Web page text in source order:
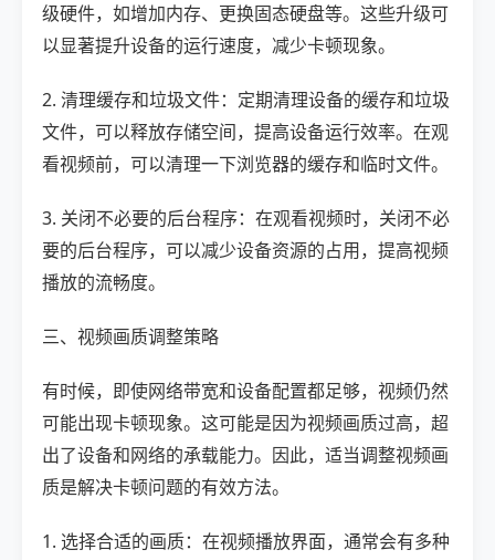
级硬件，如增加内存、更换固态硬盘等。这些升级可
以显著提升设备的运行速度，减少卡顿现象。
2. 清理缓存和垃圾文件：定期清理设备的缓存和垃圾
文件，可以释放存储空间，提高设备运行效率。在观
看视频前，可以清理一下浏览器的缓存和临时文件。
3. 关闭不必要的后台程序：在观看视频时，关闭不必
要的后台程序，可以减少设备资源的占用，提高视频
播放的流畅度。
三、视频画质调整策略
有时候，即使网络带宽和设备配置都足够，视频仍然
可能出现卡顿现象。这可能是因为视频画质过高，超
出了设备和网络的承载能力。因此，适当调整视频画
质是解决卡顿问题的有效方法。
1. 选择合适的画质：在视频播放界面，通常会有多种